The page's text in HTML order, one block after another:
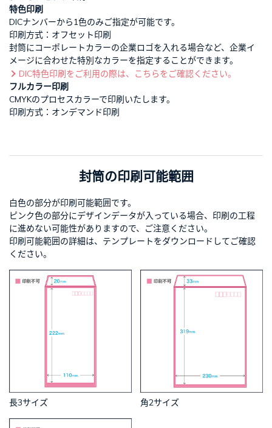
特色印刷
DICナンバーから1色のみご指定が可能です。
印刷方式：オフセット印刷
封筒にコーポレートカラーの企業ロゴを入れる場合など、企業イ
メージに合わせた特別なカラーを指定することができます。
DIC特色印刷をご利用の際は、こちらをご確認ください。
フルカラー印刷
CMYKのプロセスカラーで印刷いたします。
印刷方式：オンデマンド印刷
封筒の印刷可能範囲
白色の部分が印刷可能範囲です。
ピンク色の部分にデザインデータが入っている場合、印刷の工程
に進めない可能性がありますので、ご注意ください。
印刷可能範囲の詳細は、テンプレートをダウンロードしてご確認
ください。
長3サイズ 角2サイズ